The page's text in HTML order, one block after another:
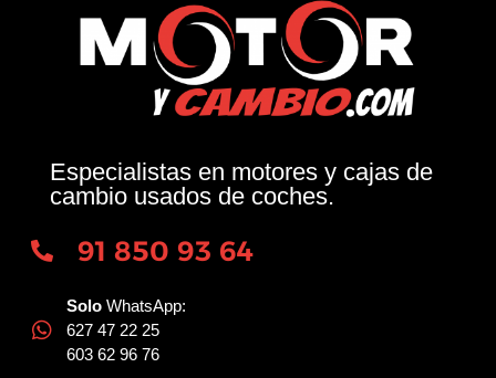
Especialistas en motores y cajas de
cambio usados de coches.
91 850 93 64
Solo WhatsApp:
627 47 22 25
603 62 96 76